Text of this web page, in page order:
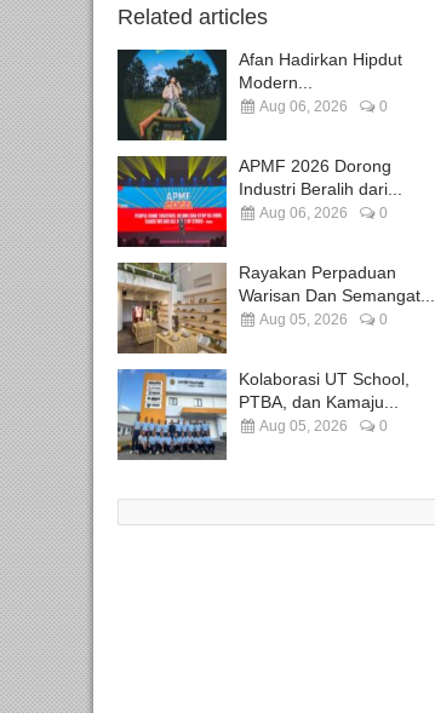
Related articles
Afan Hadirkan Hipdut
Modern...
Aug 06, 2026 0
APMF 2026 Dorong
Industri Beralih dari...
Aug 06, 2026 0
Rayakan Perpaduan
Warisan Dan Semangat...
Aug 05, 2026 0
Kolaborasi UT School,
PTBA, dan Kamaju...
Aug 05, 2026 0